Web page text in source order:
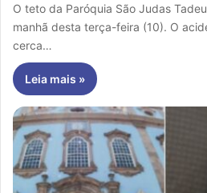
O teto da Paróquia São Judas
manhã desta terça-feira (10). O
cerca…
Leia mais »